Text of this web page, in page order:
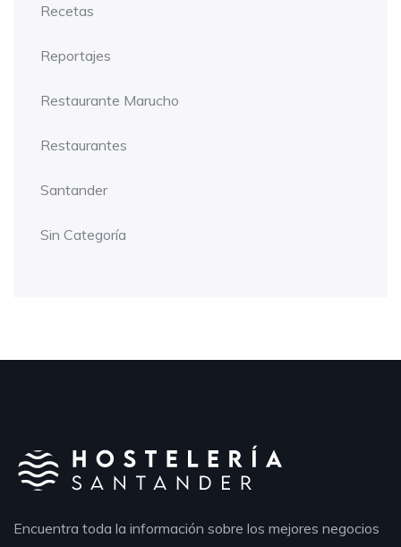
Recetas
Reportajes
Restaurante Marucho
Restaurantes
Santander
Sin Categoría
Encuentra toda la información sobre los mejores negocios